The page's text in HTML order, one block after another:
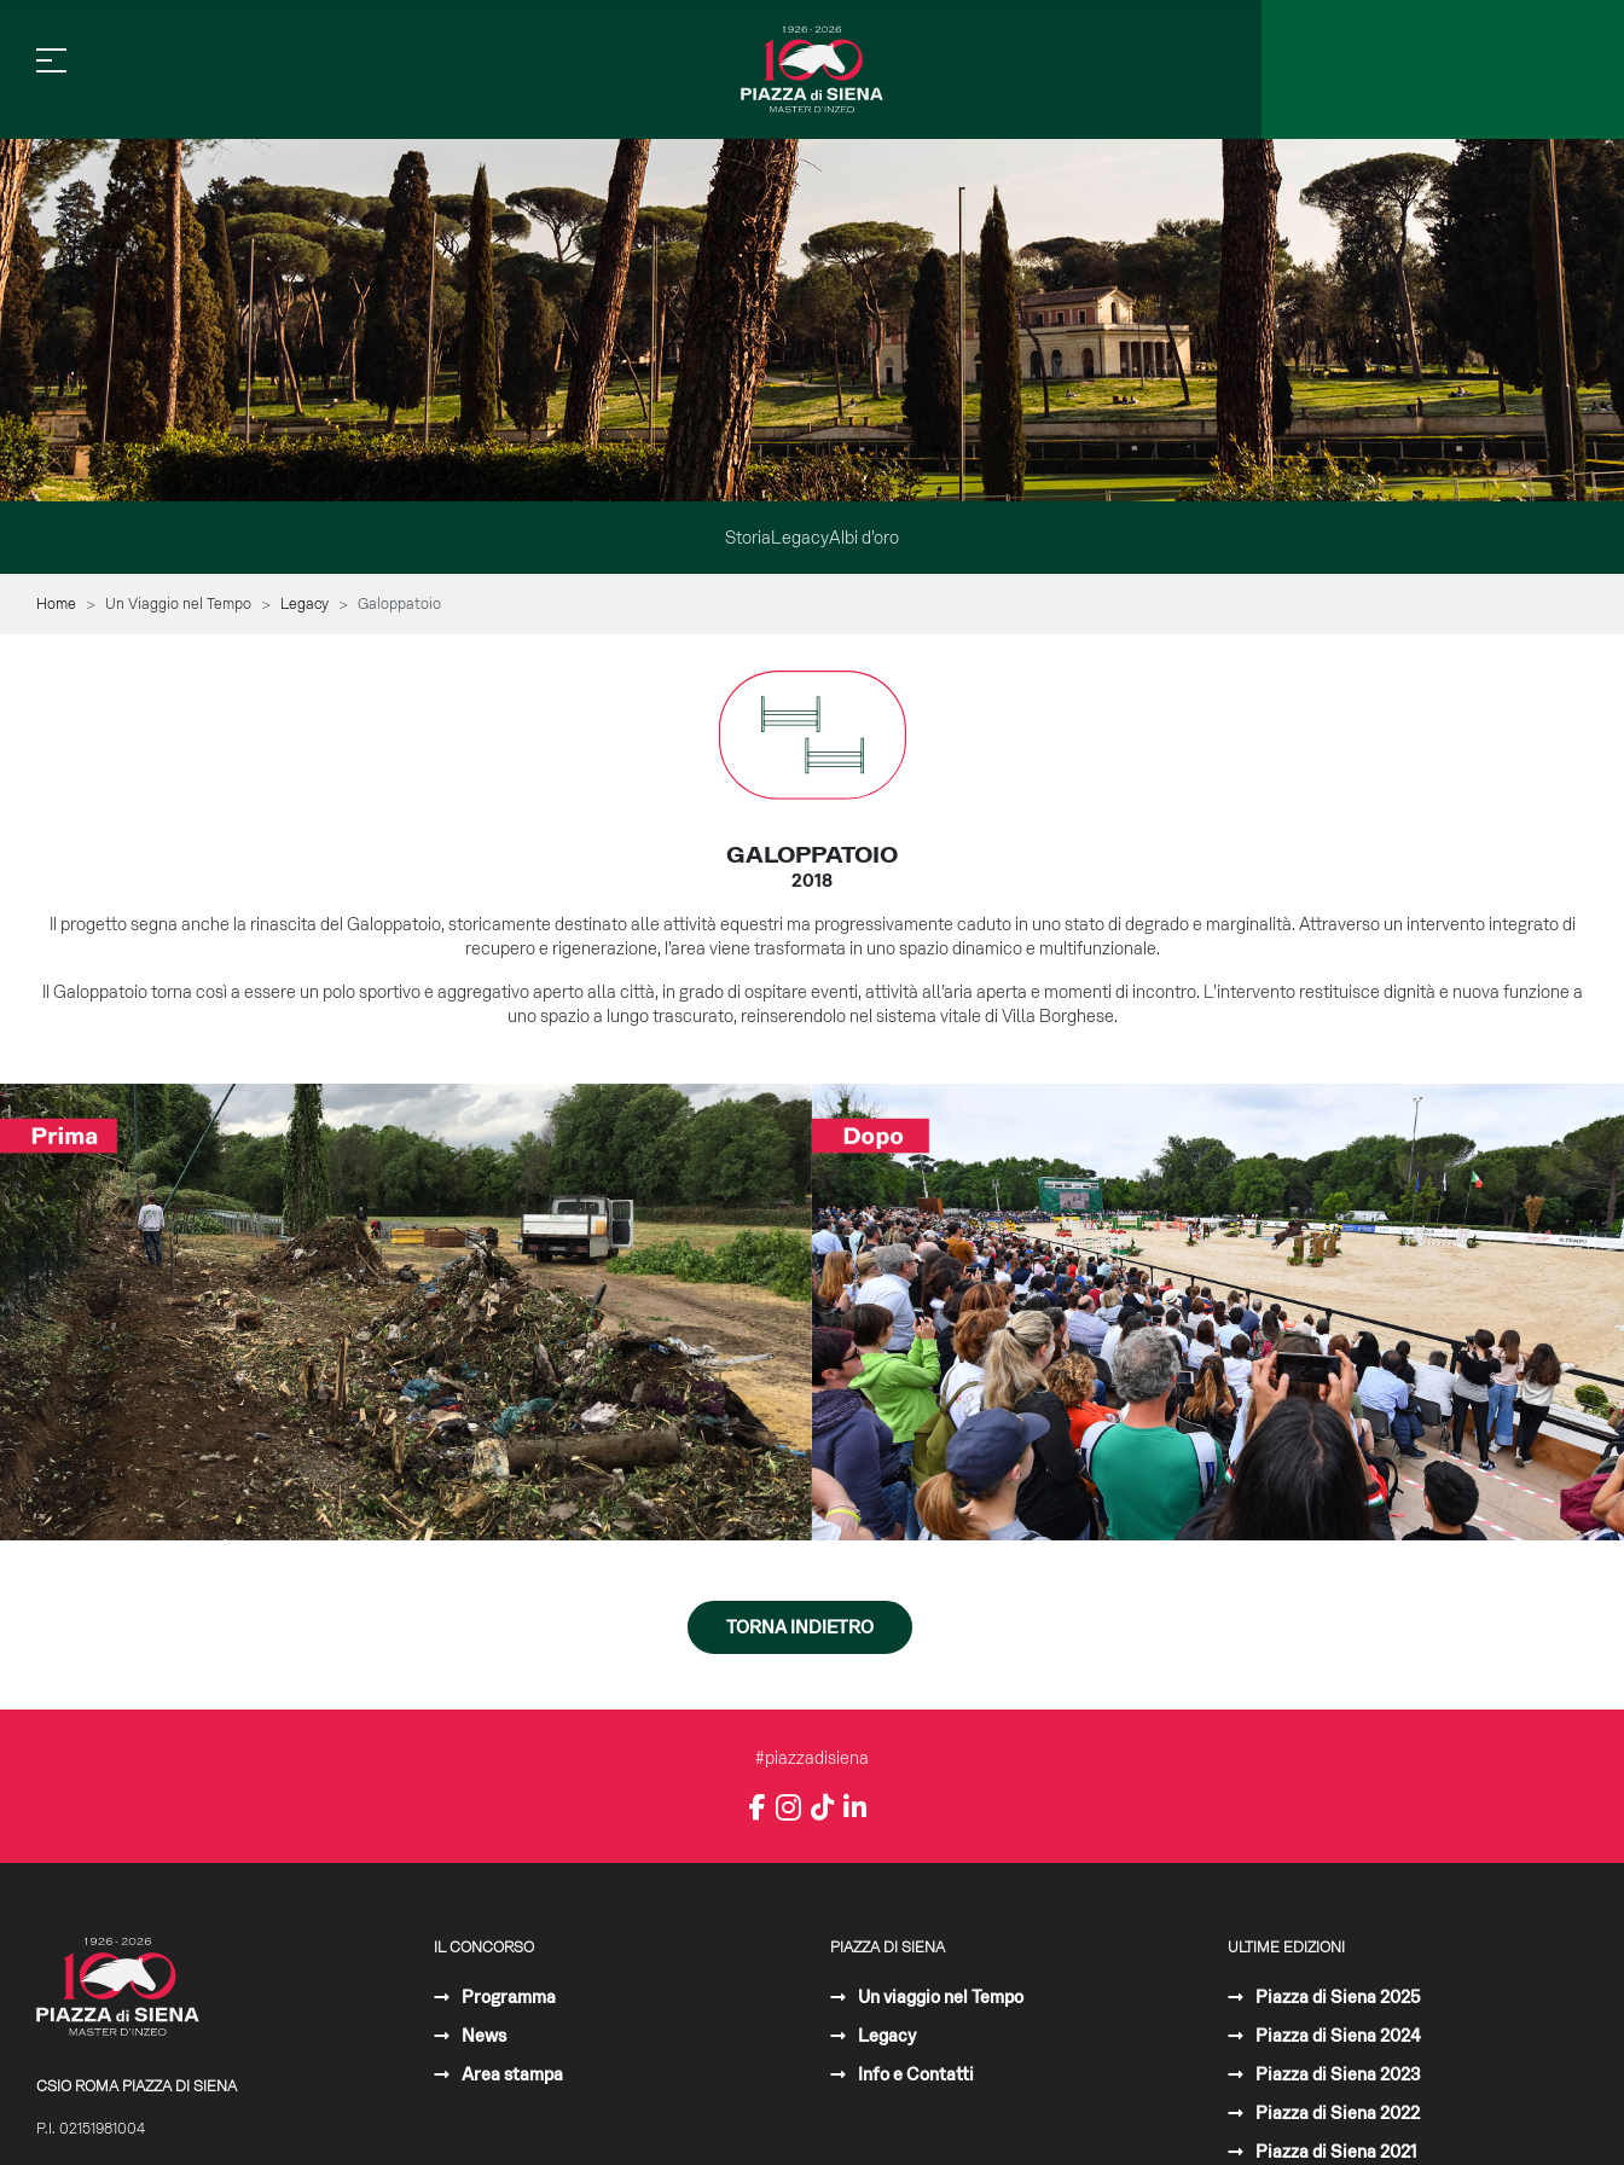
StoriaLegacyAlbi d’oro
Home Un Viaggio nel Tempo Legacy Galoppatoio
GALOPPATOIO
2018
Il progetto segna anche la rinascita del Galoppatoio, storicamente destinato alle attività equestri ma progressivamente caduto in uno stato di degrado e marginalità. Attraverso un intervento integrato di
recupero e rigenerazione, l’area viene trasformata in uno spazio dinamico e multifunzionale.
Il Galoppatoio torna così a essere un polo sportivo e aggregativo aperto alla città, in grado di ospitare eventi, attività all’aria aperta e momenti di incontro. L’intervento restituisce dignità e nuova funzione a
uno spazio a lungo trascurato, reinserendolo nel sistema vitale di Villa Borghese.
TORNA INDIETRO
#piazzadisiena
Facebook
Instagram
TikTokLinkedIn
CSIO ROMA PIAZZA DI SIENA
P.I. 02151981004
IL CONCORSO
Programma
News
Area stampa
PIAZZA DI SIENA
Un viaggio nel Tempo
Legacy
Info e Contatti
ULTIME EDIZIONI
Piazza di Siena 2025
Piazza di Siena 2024
Piazza di Siena 2023
Piazza di Siena 2022
Piazza di Siena 2021